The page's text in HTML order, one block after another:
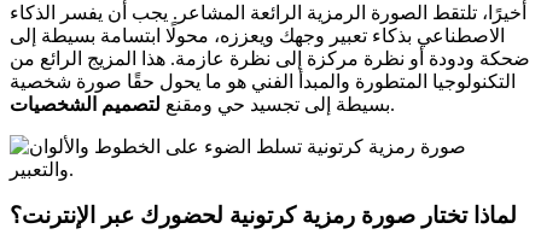
أخيرًا، تلتقط الصورة الرمزية الرائعة المشاعر. يجب أن يفسر الذكاء
الاصطناعي بذكاء تعبير وجهك ويعززه، محولًا ابتسامة بسيطة إلى
ضحكة ودودة أو نظرة مركزة إلى نظرة عازمة. هذا المزيج الرائع من
التكنولوجيا المتطورة والمبدأ الفني هو ما يحول حقًا صورة شخصية
بسيطة إلى تجسيد حي ومقنع لتصميم الشخصيات .
لماذا تختار صورة رمزية كرتونية لحضورك عبر الإنترنت؟